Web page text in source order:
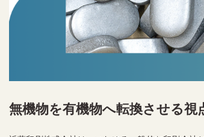
無機物を有機物へ転換させる視